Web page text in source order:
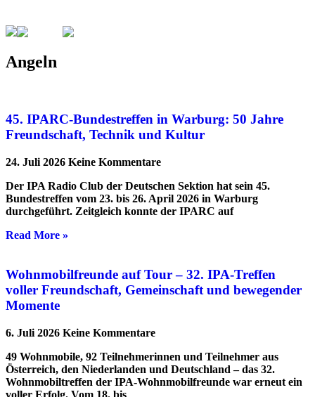
Angeln
45. IPARC-Bundestreffen in Warburg: 50 Jahre
Freundschaft, Technik und Kultur
24. Juli 2026 Keine Kommentare
Der IPA Radio Club der Deutschen Sektion hat sein 45.
Bundestreffen vom 23. bis 26. April 2026 in Warburg
durchgeführt. Zeitgleich konnte der IPARC auf
Read More »
Wohnmobilfreunde auf Tour – 32. IPA-Treffen
voller Freundschaft, Gemeinschaft und bewegender
Momente
6. Juli 2026 Keine Kommentare
49 Wohnmobile, 92 Teilnehmerinnen und Teilnehmer aus
Österreich, den Niederlanden und Deutschland – das 32.
Wohnmobiltreffen der IPA-Wohnmobilfreunde war erneut ein
voller Erfolg. Vom 18. bis